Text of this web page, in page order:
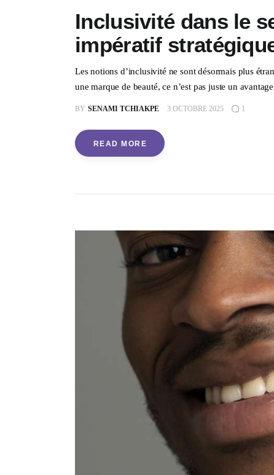
Inclusivité dans le
impératif
Les notions d’inclusivité ne sont désormais plus
une marque de beauté, ce n’est pas juste un
BY SENAMI TCHIAKPE 3 OCTOBRE 2025 1
READ MORE